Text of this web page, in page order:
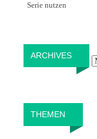
Serie nutzen
ARCHIVES
THEMEN